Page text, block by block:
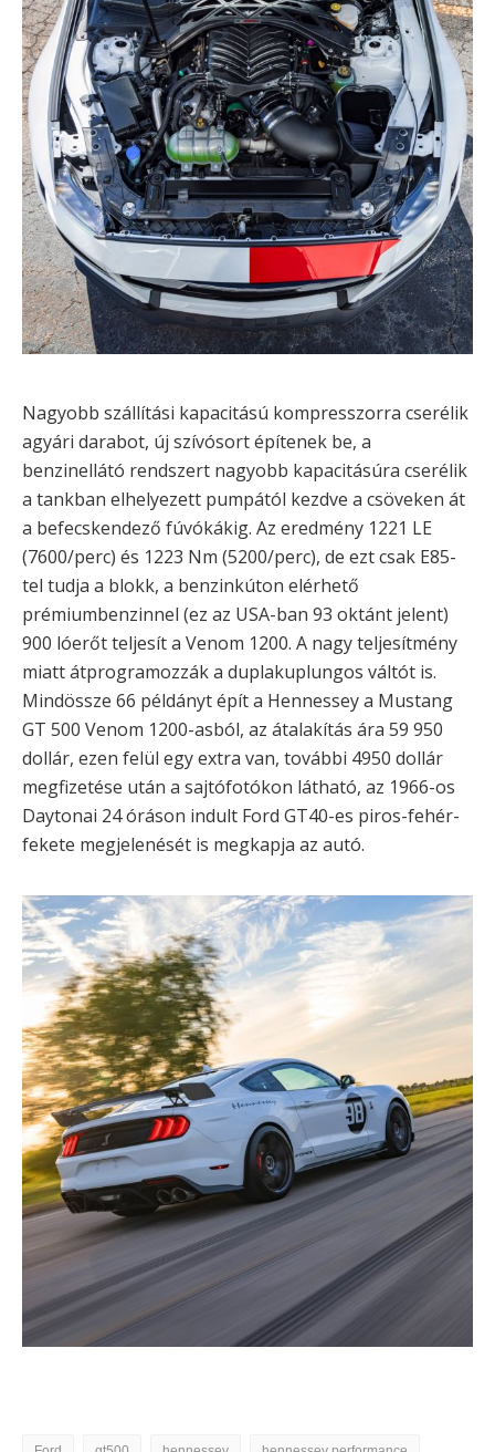
Nagyobb szállítási kapacitású kompresszorra cserélik
agyári darabot, új szívósort építenek be, a
benzinellátó rendszert nagyobb kapacitásúra cserélik
a tankban elhelyezett pumpától kezdve a csöveken át
a befecskendező fúvókákig. Az eredmény 1221 LE
(7600/perc) és 1223 Nm (5200/perc), de ezt csak E85-
tel tudja a blokk, a benzinkúton elérhető
prémiumbenzinnel (ez az USA-ban 93 oktánt jelent)
900 lóerőt teljesít a Venom 1200. A nagy teljesítmény
miatt átprogramozzák a duplakuplungos váltót is.
Mindössze 66 példányt épít a Hennessey a Mustang
GT 500 Venom 1200-asból, az átalakítás ára 59 950
dollár, ezen felül egy extra van, további 4950 dollár
megfizetése után a sajtófotókon látható, az 1966-os
Daytonai 24 óráson indult Ford GT40-es piros-fehér-
fekete megjelenését is megkapja az autó.